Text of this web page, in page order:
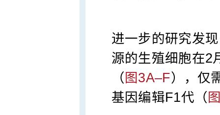
进一步的研究发
源的生殖细胞在2
（ 图3A–F），仅
基因编辑F1代（